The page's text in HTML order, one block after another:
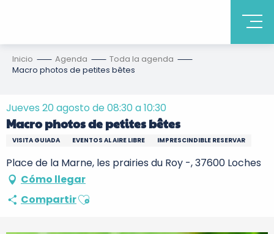
Inicio Agenda
Toda la agenda
Macro photos de petites bêtes
Jueves 20 agosto de 08:30 a 10:30
Macro photos de petites bêtes
VISITA GUIADA EVENTOS AL AIRE LIBRE IMPRESCINDIBLE RESERVAR
Place de la Marne, les prairies du Roy -, 37600 Loches
Cómo llegar
CompartirAjouter aux favoris